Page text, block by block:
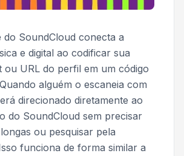
do SoundCloud conecta a
e digital ao codificar sua
ou URL do perfil em um código
alguém o escaneia com
direcionado diretamente ao
do SoundCloud sem precisar
ou pesquisar pela
funciona de forma similar a